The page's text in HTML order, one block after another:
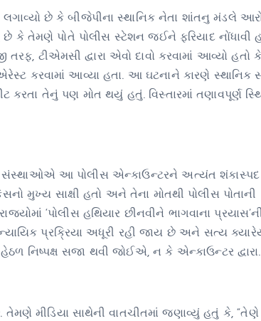
છે કે બીજેપીના સ્થાનિક નેતા શાંતનુ મંડલે
કે તેમણે પોતે પોલીસ સ્ટેશન જઈને ફરિયાદ નોંધાવી
ટીએમસી દ્વારા એવો દાવો કરવામાં આવ્યો હતો કે
કરવામાં આવ્યા હતા. આ ઘટનાને કારણે સ્થાનિક
કરતા તેનું પણ મોત થયું હતું. વિસ્તારમાં તણાવપૂર્ણ
સંસ્થાઓએ આ પોલીસ એન્કાઉન્ટરને અત્યંત શંકાસ્પદ
મુખ્ય સાક્ષી હતો અને તેના મોતથી પોલીસ પોતાની
‘પોલીસ હથિયાર છીનવીને ભાગવાના
પ્રક્રિયા અધૂરી રહી જાય છે અને સત્ય
નિષ્પક્ષ સજા થવી જોઈએ, ન કે એન્કાઉન્ટર દ્વારા.
મીડિયા સાથેની વાતચીતમાં જણાવ્યું હતું કે,